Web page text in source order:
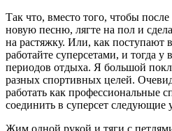
Так что, вместо того, чтобы
новую песню, лягте на пол и
на растяжку. Или, как поступают
работайте суперсетами, и тогда у
периодов отдыха. Я большой
разных спортивных целей.
работать как профессиональные
соединить в суперсет следующие
Жим одной рукой и тяги с